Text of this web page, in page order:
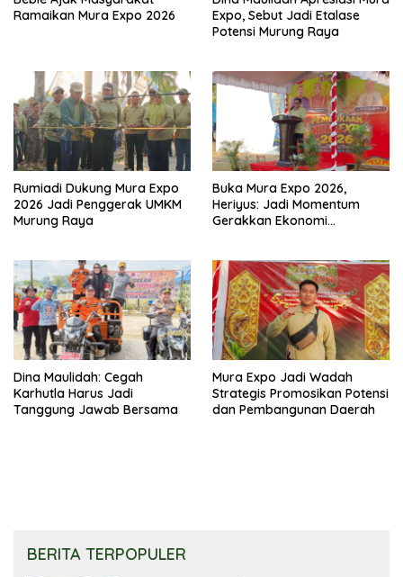
Ramaikan Mura Expo 2026
Expo, Sebut Jadi Etalase
Potensi Murung Raya
Rumiadi Dukung Mura Expo
2026 Jadi Penggerak UMKM
Murung Raya
Buka Mura Expo 2026,
Heriyus: Jadi Momentum
Gerakkan Ekonomi
Dina Maulidah: Cegah
Karhutla Harus Jadi
Tanggung Jawab Bersama
Mura Expo Jadi Wadah
Strategis Promosikan Potensi
dan Pembangunan Daerah
BERITA TERPOPULER